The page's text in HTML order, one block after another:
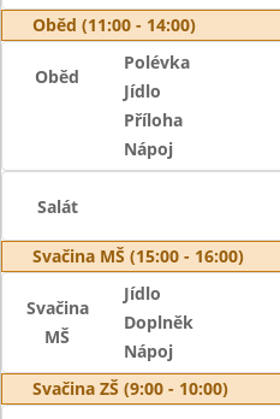
Oběd (11:00 - 14:00)
Oběd
Polévka
Jídlo
Příloha
Nápoj
Salát
Svačina MŠ (15:00 - 16:00)
Svačina
MŠ
Jídlo
Doplněk
Nápoj
Svačina ZŠ (9:00 - 10:00)